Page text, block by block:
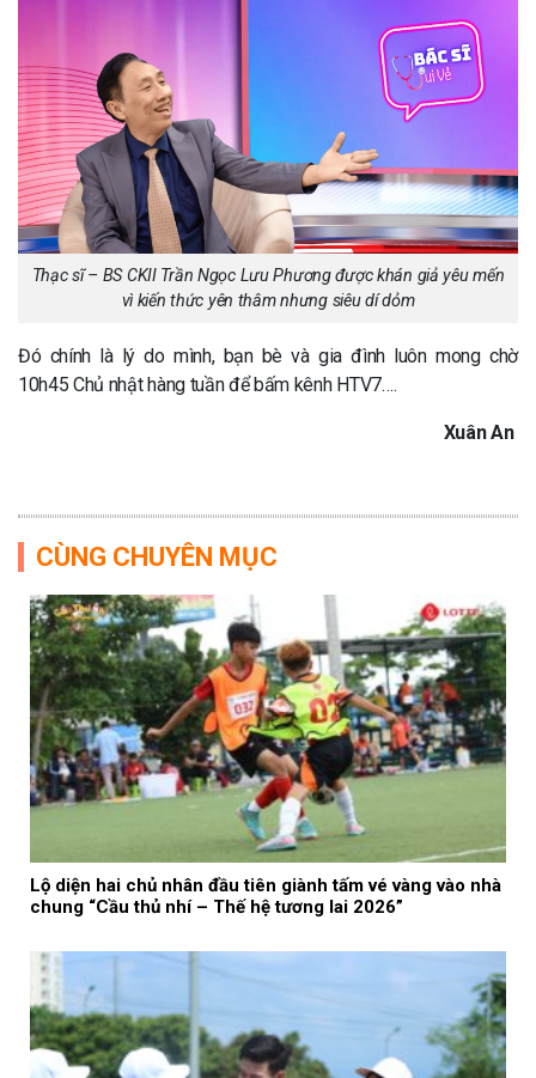
Thạc sĩ – BS CKII Trần Ngọc Lưu Phương được khán giả yêu mến
vì kiến thức yên thâm nhưng siêu dí dỏm
Đó chính là lý do mình, bạn bè và gia đình luôn mong chờ
10h45 Chủ nhật hàng tuần để bấm kênh HTV7….
Xuân An
CÙNG CHUYÊN MỤC
Lộ diện hai chủ nhân đầu tiên giành tấm vé vàng vào nhà
chung “Cầu thủ nhí – Thế hệ tương lai 2026”